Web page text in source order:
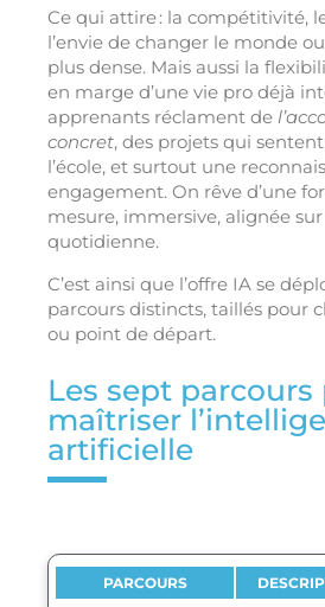
Ce qui attire : la compétitivité,
l’envie de changer le monde
plus dense. Mais aussi la
en marge d’une vie pro déjà
apprenants réclament de
concret, des projets qui
l’école, et surtout une
engagement. On rêve d’une
mesure, immersive, alignée
quotidienne.
C’est ainsi que l’offre IA se
parcours distincts, taillés pour
ou point de départ.
Les sept parcours
maîtriser
artificielle
PARCOURS